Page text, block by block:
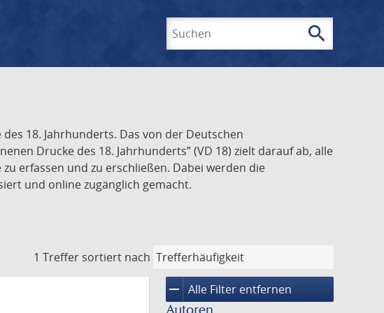
search
18. Jahrhunderts. Das von der Deutschen
Drucke des 18. Jahrhunderts” (VD 18) zielt darauf ab, alle
erfassen und zu erschließen. Dabei werden die
und online zugänglich gemacht.
1 Treffer sortiert nach
remove Alle Filter entfernen